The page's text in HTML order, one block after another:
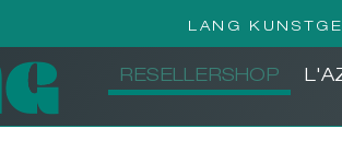
LANG
RESELLERSHOP